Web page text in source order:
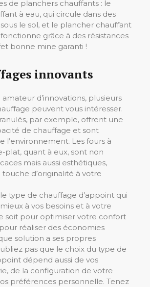
de planchers chauffants : le
à eau, qui circule dans des
le sol, et le plancher chauffant
grâce à des résistances
bonne mine garanti !
innovants
amateur d’innovations, plusieurs
peuvent vous intéresser.
par exemple, offrent une
de chauffage et sont
l’environnement. Les fours à
plat, quant à eux, sont non
mais aussi esthétiques,
d’originalité à votre
type de chauffage d’appoint qui
à vos besoins et à votre
soit pour optimiser votre confort
réaliser des économies
solution a ses propres
pas que le choix du type de
dépend aussi de vos
de la configuration de votre
préférences personnelle. Tenez